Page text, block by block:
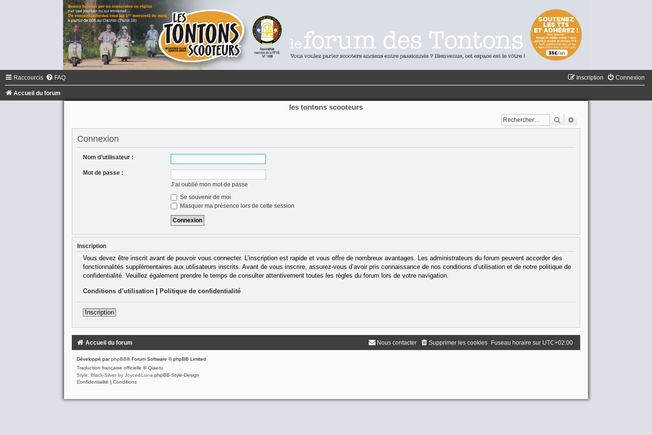
Raccourcis FAQ Connexion
Inscription
Accueil du forum
les tontons scooteurs
Rechercher
Connexion
Nom d’utilisateur :
Mot de passe :
J’ai oublié mon mot de passe
Se souvenir de moi
Masquer ma présence lors de cette session
Inscription
Vous devez être inscrit avant de pouvoir vous connecter. L’inscription est rapide et vous offre de nombreux avantages. Les administrateurs du forum peuvent accorder des
fonctionnalités supplémentaires aux utilisateurs inscrits. Avant de vous inscrire, assurez-vous d’avoir pris connaissance de nos conditions d’utilisation et de notre politique de
confidentialité. Veuillez également prendre le temps de consulter attentivement toutes les règles du forum lors de votre navigation.
Conditions d’utilisation| Politique de confidentialité
Inscription
Accueil du forum Fuseau horaire sur UTC+02:00
Supprimer les cookies
Nous contacter
Développé parphpBB® Forum Software © phpBB Limited
Traduction française officielle ©Qiaeru
Style: Black-Silver by Joyce&Luna phpBB-Style-Design
Confidentialité | Conditions